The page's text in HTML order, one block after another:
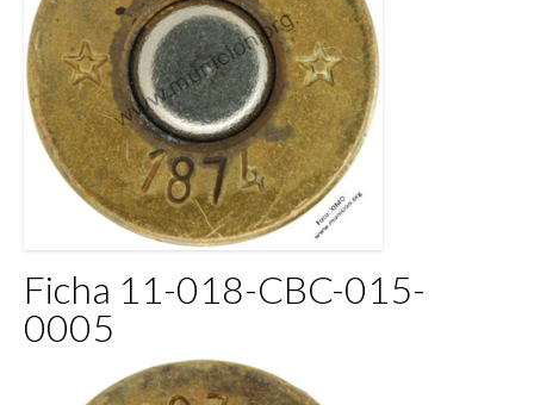
Ficha 11-018-CBC-015-
0005